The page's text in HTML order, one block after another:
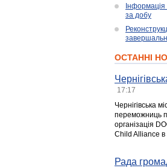
Інформація
за добу
ОСТАННІ
17:17
Чернігівська
переможниць
організація
Child Alliance в
Рада